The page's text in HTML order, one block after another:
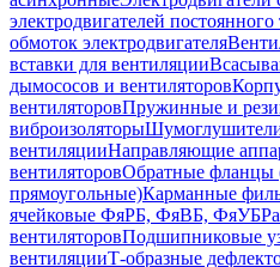
электродвигателей постоянного
обмоток электродвигателя
вставки для вентиляции
дымососов и вентиляторов
вентиляторовПружинные и
виброизоляторы
вентиляцииНаправляющие
вентиляторовОбратные фланцы
прямоугольные)Карманные
ячейковые ФяРБ, ФяВБ, ФяУБ
вентиляторовПодшипниковые
вентиляцииТ-образные